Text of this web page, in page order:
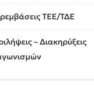
ΤΕΕ/ΤΔΕ
– Διακηρύξεις